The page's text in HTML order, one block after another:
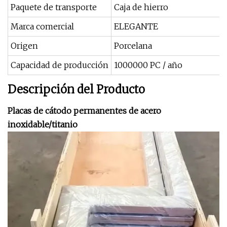
Paquete de transporte
Caja de hierro
Marca comercial
ELEGANTE
Origen
Porcelana
Capacidad de producción 1000000 PC / año
Descripción del Producto
Placas de cátodo permanentes de acero
inoxidable/titanio